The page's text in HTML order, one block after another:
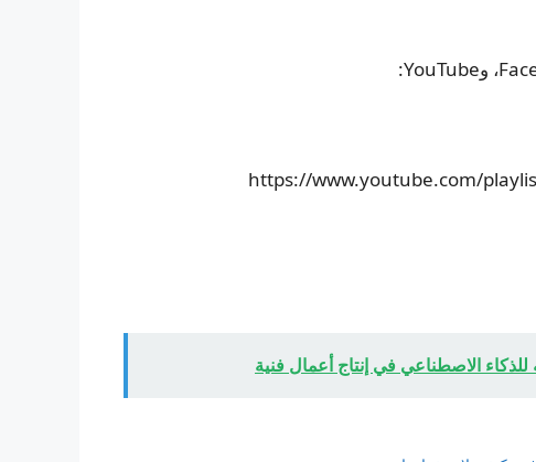
https://www.youtube.com/
الاصطناعي في إنتاج أعمال فنية